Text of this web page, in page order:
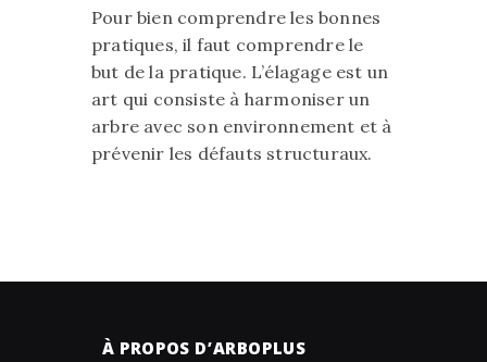
Pour bien comprendre les bonnes
pratiques, il faut comprendre le
but de la pratique. L’élagage est un
art qui consiste à harmoniser un
arbre avec son environnement et à
prévenir les défauts structuraux.
À PROPOS D’ARBOPLUS